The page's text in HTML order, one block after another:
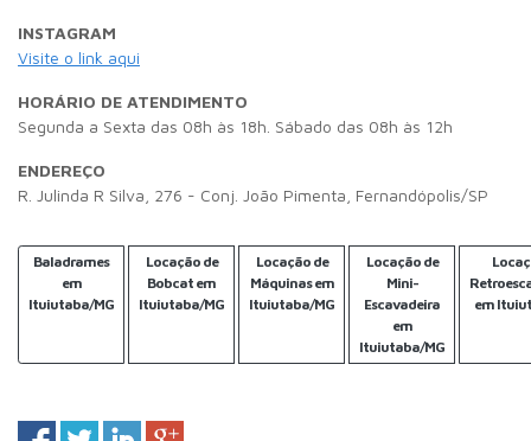
INSTAGRAM
Visite o link aqui
HORÁRIO DE ATENDIMENTO
Segunda a Sexta das 08h às 18h. Sábado das 08h às 12h
ENDEREÇO
R. Julinda R Silva, 276 - Conj. João Pimenta, Fernandópolis/SP
Baladrames
em
Ituiutaba/MG
Locação de
Bobcat em
Ituiutaba/MG
Locação de
Máquinas em
Ituiutaba/MG
Locação de
Mini-
Escavadeira
em
Ituiutaba/MG
em